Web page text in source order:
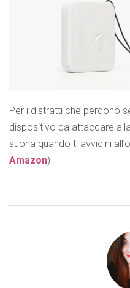
Per i distratti che perdono
dispositivo da attaccare
suona quando ti avvicini
Amazon)